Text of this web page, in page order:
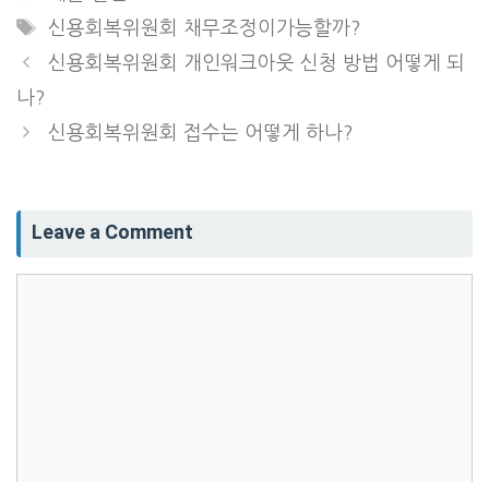
Tags
신용회복위원회 채무조정이가능할까?
신용회복위원회 개인워크아웃 신청 방법 어떻게 되
나?
신용회복위원회 접수는 어떻게 하나?
Leave a Comment